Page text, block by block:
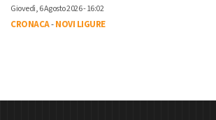
Giovedì, 6 Agosto 2026 - 16:02
CRONACA-NOVI LIGURE